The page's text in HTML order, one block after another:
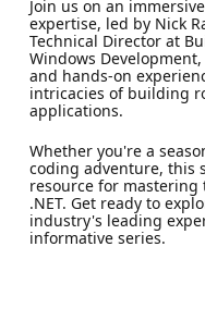
Join us on an
expertise, led by Nick
Technical Director at
Windows
and hands-on
intricacies of building
applications.
Whether you're a
coding adventure, this
resource for
.NET. Get ready to
industry's leading
informative series.